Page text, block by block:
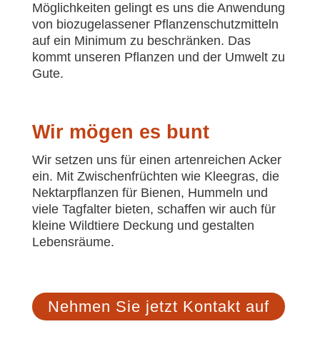
Möglichkeiten gelingt es uns die Anwendung
von biozugelassener Pflanzenschutzmitteln
auf ein Minimum zu beschränken. Das
kommt unseren Pflanzen und der Umwelt zu
Gute.
Wir mögen es bunt
Wir setzen uns für einen artenreichen Acker
ein. Mit Zwischenfrüchten wie Kleegras, die
Nektarpflanzen für Bienen, Hummeln und
viele Tagfalter bieten, schaffen wir auch für
kleine Wildtiere Deckung und gestalten
Lebensräume.
Nehmen Sie jetzt Kontakt auf